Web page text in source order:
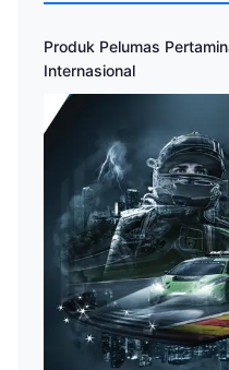
Produk Pelumas
Internasional